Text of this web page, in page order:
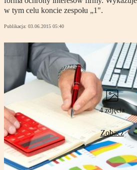
w tym celu koncie zespołu „1".
Publikacja: 03.06.2015 05:40
4 zdjęcia
Zobacz